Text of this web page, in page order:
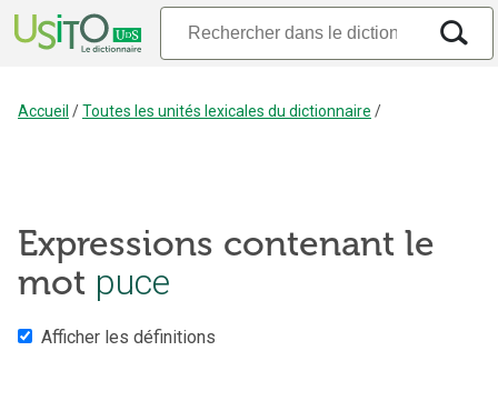
Accueil /Toutes les unités lexicales du dictionnaire /
Expressions contenant le
mot puce
Afficher les définitions